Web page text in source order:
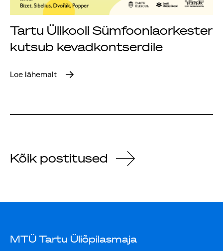
Tartu Ülikooli Sümfooniaorkester
kutsub kevadkontserdile
Loe lähemalt
Kõik postitused
MTÜ Tartu Üliõpilasmaja